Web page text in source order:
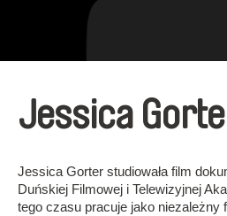
Jessica
Jessica Gorter studiowała film
Duńskiej Filmowej i Telewizyjnej
tego czasu pracuje jako niezależny